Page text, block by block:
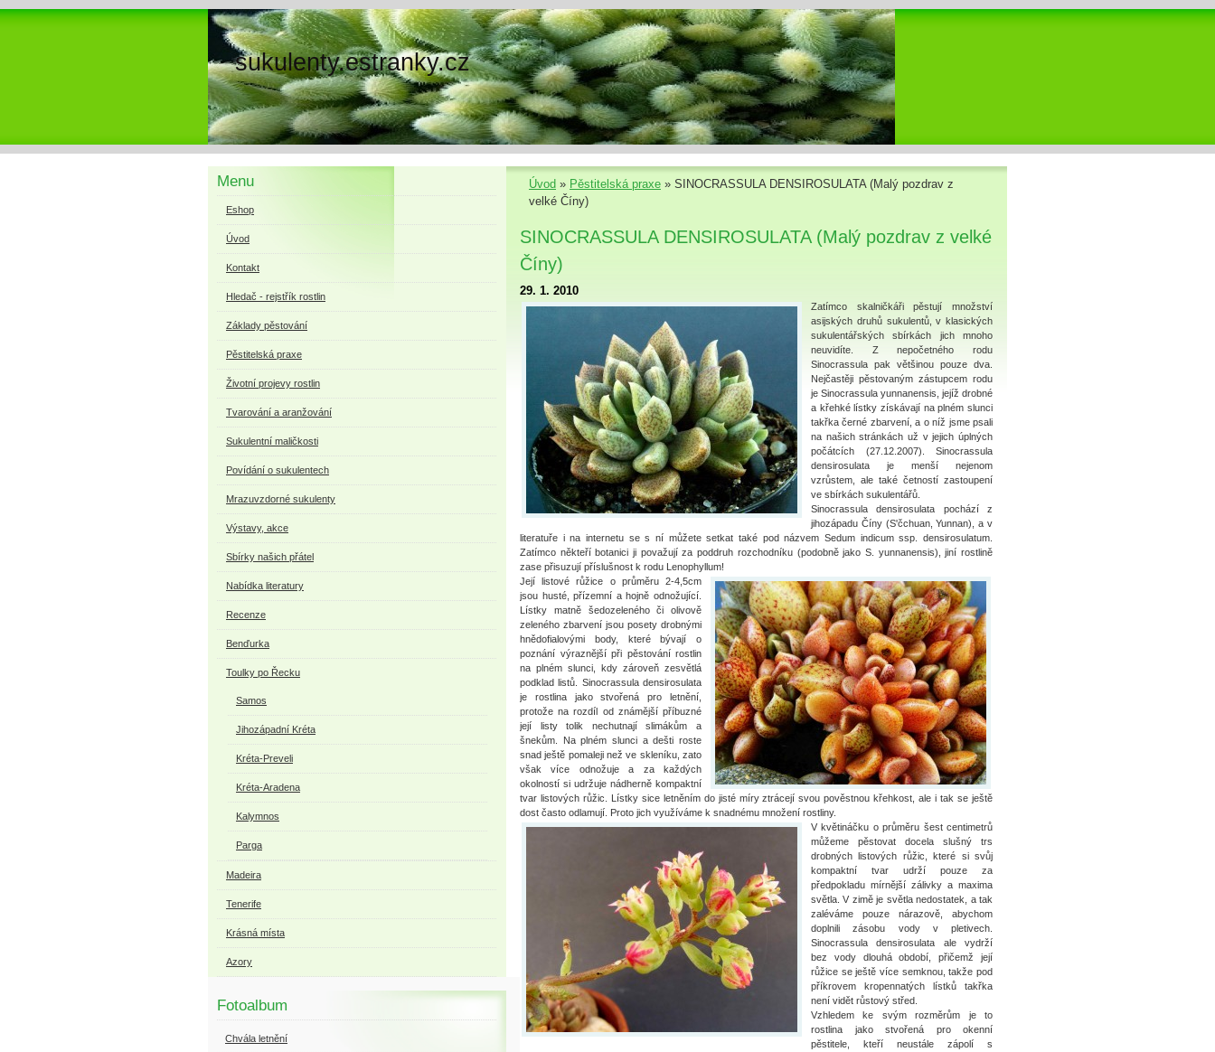
sukulenty.estranky.cz
Úvod » Pěstitelská praxe » SINOCRASSULA DENSIROSULATA (Malý pozdrav z
velké Číny)
SINOCRASSULA DENSIROSULATA (Malý pozdrav z velké
Číny)
29. 1. 2010
Zatímco skalničkáři pěstují množství
asijských druhů sukulentů, v klasických
sukulentářských sbírkách jich mnoho
neuvidíte. Z nepočetného rodu
Sinocrassula pak většinou pouze dva.
Nejčastěji pěstovaným zástupcem rodu
je Sinocrassula yunnanensis, jejíž drobné
a křehké lístky získávají na plném slunci
takřka černé zbarvení, a o níž jsme psali
na našich stránkách už v jejich úplných
počátcích (27.12.2007). Sinocrassula
densirosulata je menší nejenom
vzrůstem, ale také četností zastoupení
ve sbírkách sukulentářů.
Sinocrassula densirosulata pochází z
jihozápadu Číny (S'čchuan, Yunnan), a v
literatuře i na internetu se s ní můžete setkat také pod názvem Sedum indicum ssp. densirosulatum.
Zatímco někteří botanici ji považují za poddruh rozchodníku (podobně jako S. yunnanensis), jiní rostlině
zase přisuzují příslušnost k rodu Lenophyllum!
Její listové růžice o průměru 2-4,5cm
jsou husté, přízemní a hojně odnožující.
Lístky matně šedozeleného či olivově
zeleného zbarvení jsou posety drobnými
hnědofialovými body, které bývají o
poznání výraznější při pěstování rostlin
na plném slunci, kdy zároveň zesvětlá
podklad listů. Sinocrassula densirosulata
je rostlina jako stvořená pro letnění,
protože na rozdíl od známější příbuzné
její listy tolik nechutnají slimákům a
šnekům. Na plném slunci a dešti roste
snad ještě pomaleji než ve skleníku, zato
však více odnožuje a za každých
okolností si udržuje nádherně kompaktní
tvar listových růžic. Lístky sice letněním do jisté míry ztrácejí svou pověstnou křehkost, ale i tak se ještě
dost často odlamují. Proto jich využíváme k snadnému množení rostliny.
V květináčku o průměru šest centimetrů
můžeme pěstovat docela slušný trs
drobných listových růžic, které si svůj
kompaktní tvar udrží pouze za
předpokladu mírnější zálivky a maxima
světla. V zimě je světla nedostatek, a tak
zaléváme pouze nárazově, abychom
doplnili zásobu vody v pletivech.
Sinocrassula densirosulata ale vydrží
bez vody dlouhá období, přičemž její
růžice se ještě více semknou, takže pod
příkrovem kropennatých lístků takřka
není vidět růstový střed.
Vzhledem ke svým rozměrům je to
rostlina jako stvořená pro okenní
pěstitele, kteří neustále zápolí s
Menu
Eshop
Úvod
Kontakt
Hledač - rejstřík rostlin
Základy pěstování
Pěstitelská praxe
Životní projevy rostlin
Tvarování a aranžování
Sukulentní maličkosti
Povídání o sukulentech
Mrazuvzdorné sukulenty
Výstavy, akce
Sbírky našich přátel
Nabídka literatury
Recenze
Benďurka
Toulky po Řecku
Samos
Jihozápadní Kréta
Kréta-Preveli
Kréta-Aradena
Kalymnos
Parga
Madeira
Tenerife
Krásná místa
Azory
Fotoalbum
Chvála letnění